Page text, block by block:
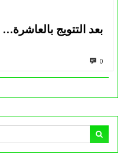
بعد التتويج
0